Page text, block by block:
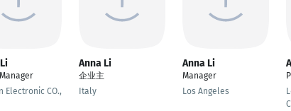
Electronic CO.,
Anna Li
企业主
Italy
Anna Li
Manager
Los Angeles